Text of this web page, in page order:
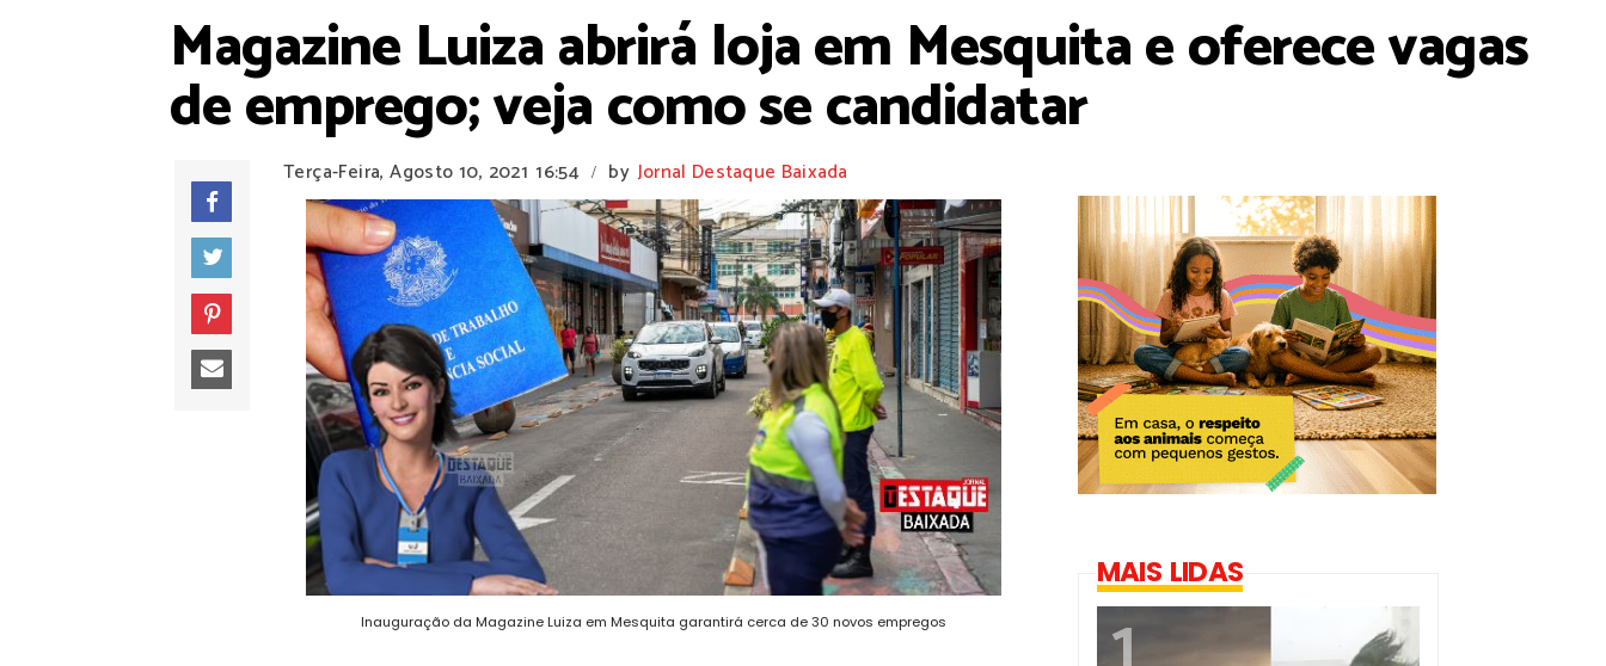
Magazine Luiza abrirá loja em Mesquita e oferece vagas
de emprego; veja como se candidatar
Terça-Feira, Agosto 10, 2021 16:54 / by Jornal Destaque Baixada
Inauguração da Magazine Luiza em Mesquita garantirá cerca de 30 novos empregos
MAIS LIDAS